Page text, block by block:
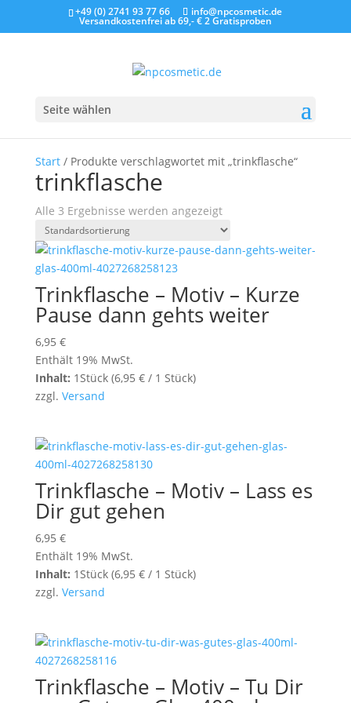
+49 (0) 2741 93 77 66 info@npcosmetic.de
Versandkostenfrei ab 69,- €2 Gratisproben
Seite wählen
Start/ Produkte verschlagwortet mit „trinkflasche“
trinkflasche
Alle 3 Ergebnisse werden angezeigt
Trinkflasche – Motiv – Kurze
Pause dann gehts weiter
6,95 €
Enthält 19% MwSt.
Inhalt: 1Stück (6,95 €/ 1 Stück)
zzgl. Versand
Trinkflasche – Motiv – Lass es
Dir gut gehen
6,95 €
Enthält 19% MwSt.
Inhalt: 1Stück (6,95 €/ 1 Stück)
zzgl. Versand
Trinkflasche – Motiv – Tu Dir